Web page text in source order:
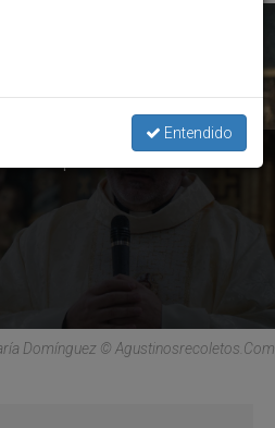
Obispo Auxiliar de San Juan
Domínguez © Agustinosrecoletos.com
Entendido